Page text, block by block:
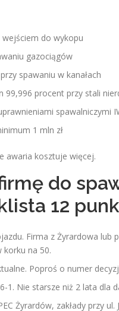
wejściem do wykopu
gazociągów
spawaniu w kanałach
99,996 procent przy stali
spawalniczymi
1 mln zł
awaria kosztuje więcej.
do
12
Firma z Żyrardowa
korku na 50.
Poproś o numer
1. Nie starsze niż 2 lata dla
Żyrardów, zakłady przy